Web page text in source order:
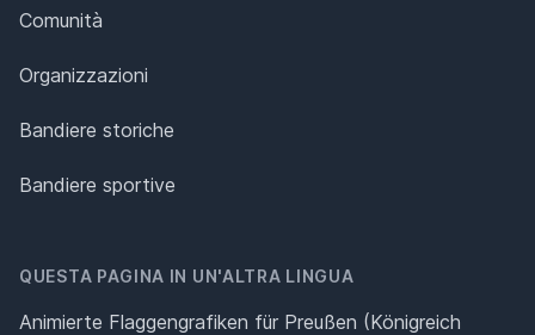
Comunità
Organizzazioni
Bandiere storiche
Bandiere sportive
QUESTA PAGINA IN UN'ALTRA LINGUA
Animierte Flaggengrafiken für Preußen (Königreich